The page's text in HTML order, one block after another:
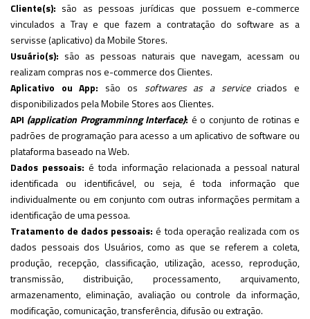
Cliente(s): são as pessoas jurídicas que possuem e-commerce
vinculados a Tray e que fazem a contratação do software as a
servisse (aplicativo) da Mobile Stores.
Usuário(s): são as pessoas naturais que navegam, acessam ou
realizam compras nos e-commerce dos Clientes.
Aplicativo ou App: são os softwares as a servicecriados e
disponibilizados pela Mobile Stores aos Clientes.
API (application Programminng Interface): é o conjunto de rotinas e
padrões de programação para acesso a um aplicativo de software ou
plataforma baseado na Web.
Dados pessoais: é toda informação relacionada a pessoal natural
identificada ou identificável, ou seja, é toda informação que
individualmente ou em conjunto com outras informações permitam a
identificação de uma pessoa.
Tratamento de dados pessoais: é toda operação realizada com os
dados pessoais dos Usuários, como as que se referem a coleta,
produção, recepção, classificação, utilização, acesso, reprodução,
transmissão, distribuição, processamento, arquivamento,
armazenamento, eliminação, avaliação ou controle da informação,
modificação, comunicação, transferência, difusão ou extração.